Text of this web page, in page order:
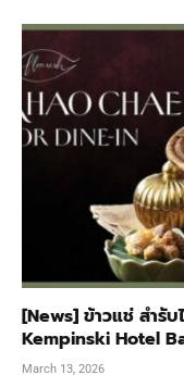
[News] ข้าวแช่ สำรั
Kempinski Hotel
March 13, 2026